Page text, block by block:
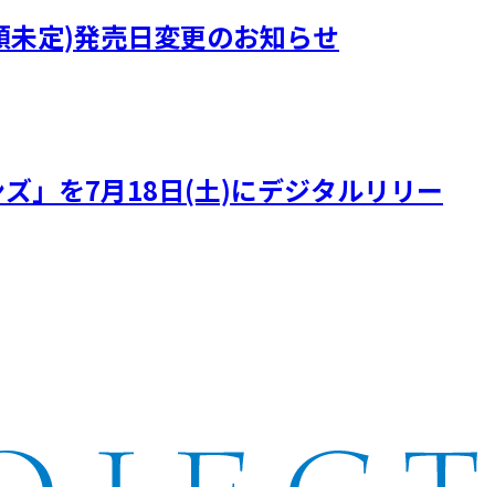
定)発売日変更のお知らせ
」を7月18日(土)にデジタルリリー